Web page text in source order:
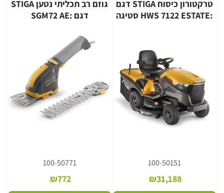
טרקטורון כיסוח STIGA דגם
:HWS 7122 ESTATE סטיגה
100-50151
₪31,188
גוזם רב תכליתי נטען STIGA
דגם :SGM72 AE
100-50771
₪772